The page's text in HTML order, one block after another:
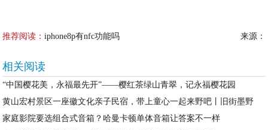
推荐阅读：iphone8p有nfc功能吗 来源：
相关阅读
“中国樱花美，永福最先开”——樱红茶绿山青翠，记永福樱花园
黄山宏村景区一座徽文化亲子民宿，带上童心一起来野吧丨旧街墨野
家庭影院要选组合式音箱？哈曼卡顿单体音箱让答案不一样